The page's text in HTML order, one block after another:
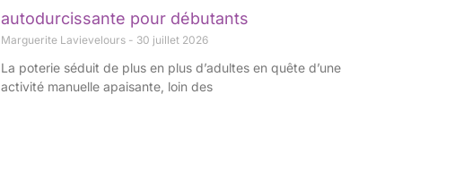
autodurcissante pour débutants
Marguerite Lavievelours 30 juillet 2026
La poterie séduit de plus en plus d’adultes en quête d’une
activité manuelle apaisante, loin des